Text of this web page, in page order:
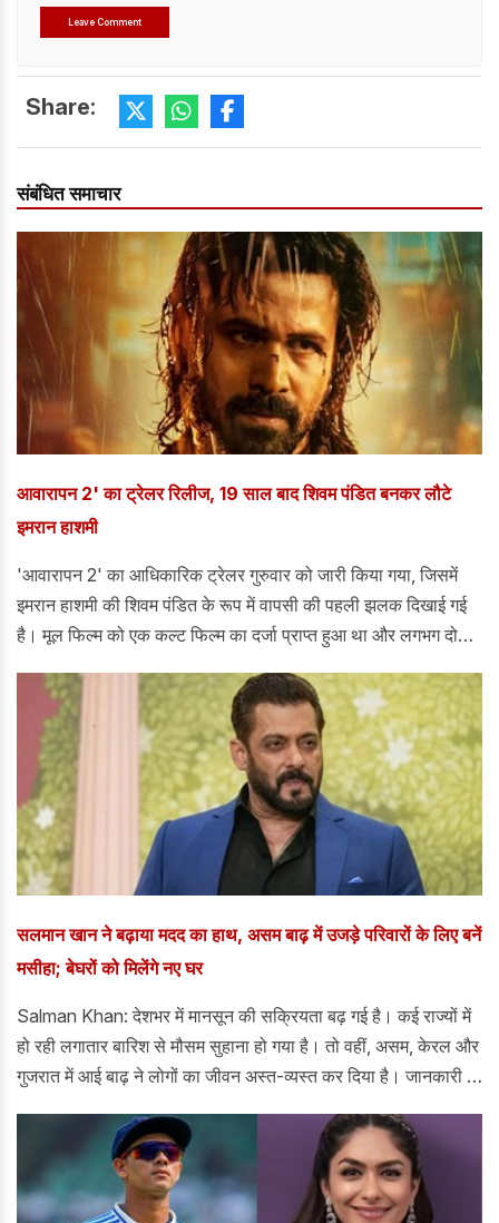
Share:
संबंधित समाचार
आवारापन 2' का ट्रेलर रिलीज, 19 साल बाद शिवम पंडित बनकर लौटे
इमरान हाशमी
'आवारापन 2' का आधिकारिक ट्रेलर गुरुवार को जारी किया गया, जिसमें
इमरान हाशमी की शिवम पंडित के रूप में वापसी की पहली झलक दिखाई गई
है। मूल फिल्म को एक कल्ट फिल्म का दर्जा प्राप्त हुआ था और लगभग दो
सलमान खान ने बढ़ाया मदद का हाथ, असम बाढ़ में उजड़े परिवारों के लिए बनें
मसीहा; बेघरों को मिलेंगे नए घर
Salman Khan: देशभर में मानसून की सक्रियता बढ़ गई है। कई राज्यों में
हो रही लगातार बारिश से मौसम सुहाना हो गया है। तो वहीं, असम, केरल और
गुजरात में आई बाढ़ ने लोगों का जीवन अस्त-व्यस्त कर दिया है। जानकारी के
हैं। जबकि हजारो लोगों को बेघर होना पड़ा और राहत शिविरों में शिफ्ट होना
पड़ा। इसी बीच, असम बाढ़ पीड़ितों के लिए बॉलीवुड के सुपरस्टार सलमान
खान एक मसीहा बनकर सामने आए हैं।